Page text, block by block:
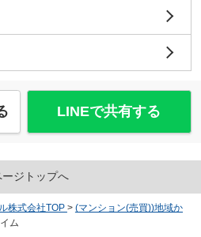
LINEで共有する
ージトップへ
株式会社TOP > (マンション(売買))地域か
ム